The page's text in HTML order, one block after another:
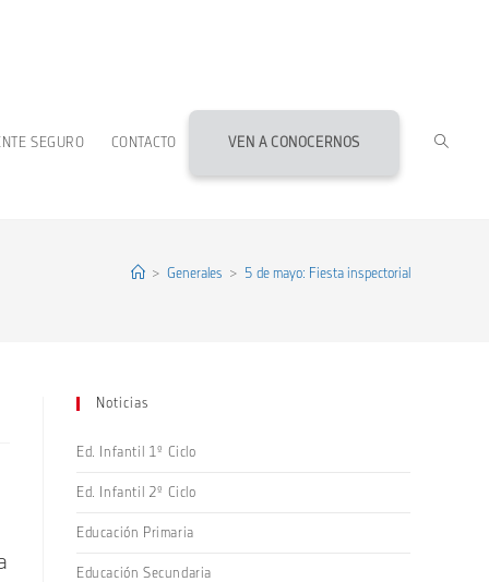
SEGURO CONTACTO VEN A CONOCERNOS
> Generales > 5 de mayo: Fiesta inspectorial
Noticias
Ed. Infantil 1º Ciclo
Ed. Infantil 2º Ciclo
Educación Primaria
Educación Secundaria